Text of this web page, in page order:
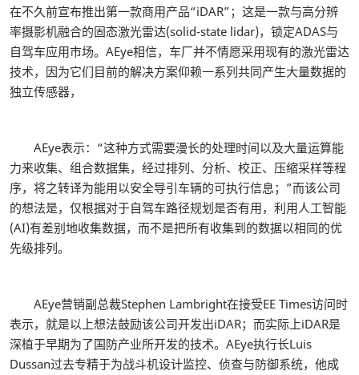
在不久前宣布推出第一款商用产品“iDAR”；这是一款与高分辨
率摄影机融合的固态激光雷达(solid-state lidar)，锁定ADAS与
自驾车应用市场。AEye相信，车厂并不情愿采用现有的激光雷达
技术，因为它们目前的解决方案仰赖一系列共同产生大量数据的
独立传感器，
AEye表示：“这种方式需要漫长的处理时间以及大量运算能
力来收集、组合数据集，经过排列、分析、校正、压缩采样等程
序，将之转译为能用以安全导引车辆的可执行信息；”而该公司
的想法是，仅根据对于自驾车路径规划是否有用，利用人工智能
(AI)有差别地收集数据，而不是把所有收集到的数据以相同的优
先级排列。
AEye营销副总裁Stephen Lambright在接受EE Times访问时
表示，就是以上想法鼓励该公司开发出iDAR；而实际上iDAR是
深植于早期为了国防产业所开发的技术。AEye执行长Luis
Dussan过去专精于为战斗机设计监控、侦查与防御系统，他成